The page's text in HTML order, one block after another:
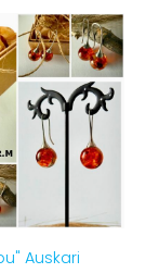
Auskari